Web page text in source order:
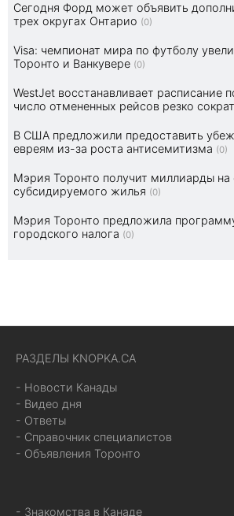
Сегодня Форд может объявить
трех округах Онтарио (0)
Visa: чемпионат мира по футболу
Торонто и Ванкувере (0)
WestJet восстанавливает расписание
число отмененных рейсов резко
В США предложили предоставить
евреям из-за роста антисемитизма (0)
Мэрия Торонто получит миллиарды на
субсидируемого жилья (0)
Мэрия Торонто предложила
городского налога (0)
РАЗДЕЛЫ KNOPKA.CA
- Новости Канады
- Видео дня
- Ответы
- Справочник специалистов
- Объявления Торонто
- Знакомства в Канаде